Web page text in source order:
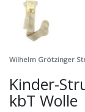
Wilhelm Grötzinger
Kinder-
kbT Wolle